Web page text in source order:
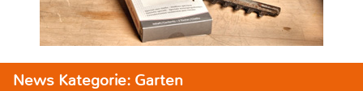
News Kategorie: Garten